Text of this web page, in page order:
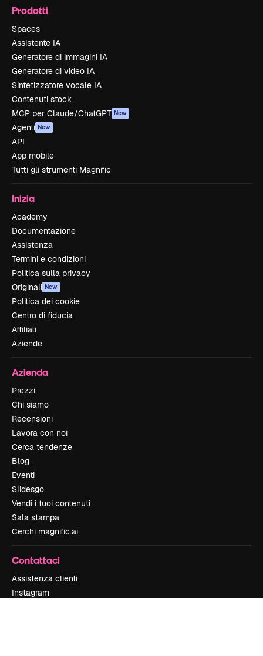
Prodotti
Spaces
Assistente IA
Generatore di immagini IA
Generatore di video IA
Sintetizzatore vocale IA
Contenuti stock
MCP per Claude/ChatGPT New
Agenti New
API
App mobile
Tutti gli strumenti Magnific
Inizia
Academy
Documentazione
Assistenza
Termini e condizioni
Politica sulla privacy
Originali New
Politica dei cookie
Centro di fiducia
Affiliati
Aziende
Azienda
Prezzi
Chi siamo
Recensioni
Lavora con noi
Cerca tendenze
Blog
Eventi
Slidesgo
Vendi i tuoi contenuti
Sala stampa
Cerchi magnific.ai
Contattaci
Assistenza clienti
Instagram